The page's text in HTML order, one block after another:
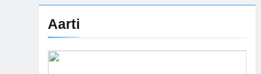
Aarti